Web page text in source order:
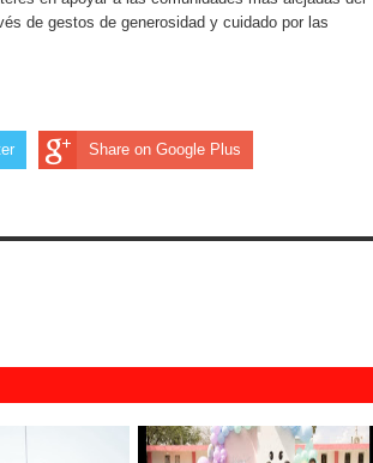
de gestos de generosidad y cuidado por las
Share on Google Plus